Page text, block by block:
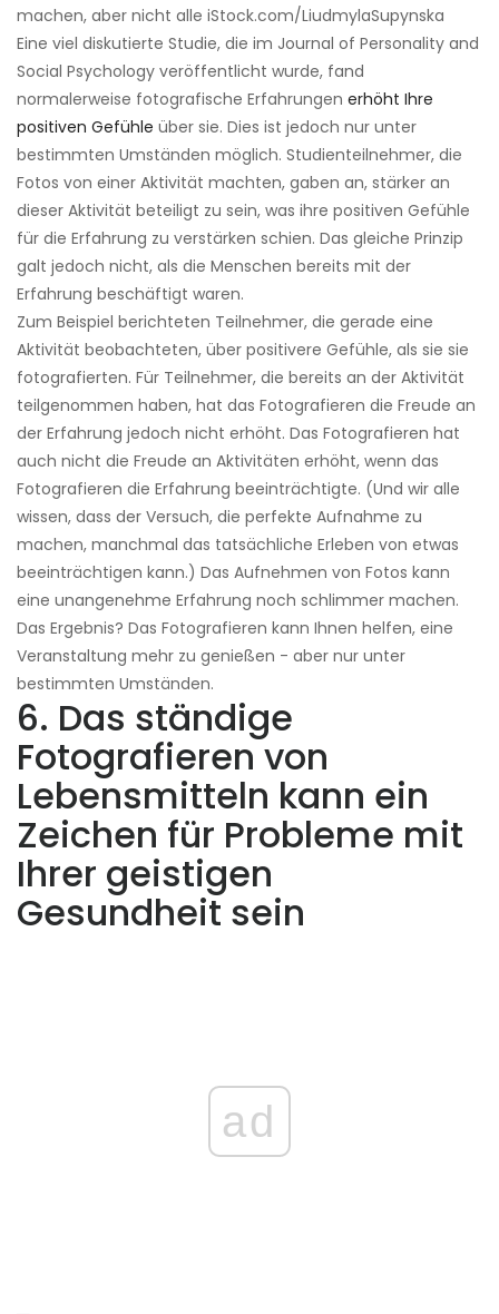
machen, aber nicht alle iStock.com/LiudmylaSupynska
Eine viel diskutierte Studie, die im Journal of Personality and
Social Psychology veröffentlicht wurde, fand
normalerweise fotografische Erfahrungen erhöht Ihre
positiven Gefühle über sie. Dies ist jedoch nur unter
bestimmten Umständen möglich. Studienteilnehmer, die
Fotos von einer Aktivität machten, gaben an, stärker an
dieser Aktivität beteiligt zu sein, was ihre positiven Gefühle
für die Erfahrung zu verstärken schien. Das gleiche Prinzip
galt jedoch nicht, als die Menschen bereits mit der
Erfahrung beschäftigt waren.
Zum Beispiel berichteten Teilnehmer, die gerade eine
Aktivität beobachteten, über positivere Gefühle, als sie sie
fotografierten. Für Teilnehmer, die bereits an der Aktivität
teilgenommen haben, hat das Fotografieren die Freude an
der Erfahrung jedoch nicht erhöht. Das Fotografieren hat
auch nicht die Freude an Aktivitäten erhöht, wenn das
Fotografieren die Erfahrung beeinträchtigte. (Und wir alle
wissen, dass der Versuch, die perfekte Aufnahme zu
machen, manchmal das tatsächliche Erleben von etwas
beeinträchtigen kann.) Das Aufnehmen von Fotos kann
eine unangenehme Erfahrung noch schlimmer machen.
Das Ergebnis? Das Fotografieren kann Ihnen helfen, eine
Veranstaltung mehr zu genießen - aber nur unter
bestimmten Umständen.
6. Das ständige
Fotografieren von
Lebensmitteln kann ein
Zeichen für Probleme mit
Ihrer geistigen
Gesundheit sein
ad